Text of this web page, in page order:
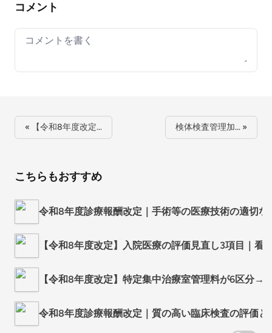
コメント
Your comment
« 【令和8年度改定… 検体検査管理加… »
こちらもおすすめ
令和8年度診療報酬改定｜手術等の医療技術の適切
【令和8年度改定】入院医療の評価見直し3項目｜
【令和8年度改定】特定集中治療室管理料が6区分
令和8年度診療報酬改定｜質の高い臨床検査の評価